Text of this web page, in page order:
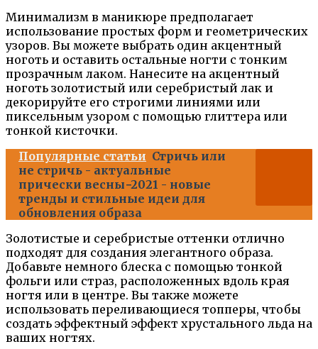
Минимализм в маникюре предполагает
использование простых форм и геометрических
узоров. Вы можете выбрать один акцентный
ноготь и оставить остальные ногти с тонким
прозрачным лаком. Нанесите на акцентный
ноготь золотистый или серебристый лак и
декорируйте его строгими линиями или
пиксельным узором с помощью глиттера или
тонкой кисточки.
Популярные статьи Стричь или
не стричь - актуальные
прически весны−2021 - новые
тренды и стильные идеи для
обновления образа
Золотистые и серебристые оттенки отлично
подходят для создания элегантного образа.
Добавьте немного блеска с помощью тонкой
фольги или страз, расположенных вдоль края
ногтя или в центре. Вы также можете
использовать переливающиеся топперы, чтобы
создать эффектный эффект хрустального льда на
ваших ногтях.